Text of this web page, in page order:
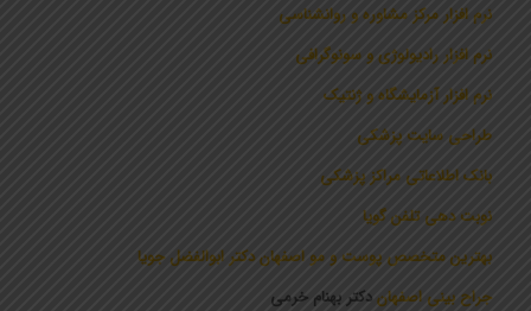
نرم افزار مرکز مشاوره و روانشناسی
نرم افزار رادیولوژی و سونوگرافی
نرم افزار آزمایشگاه و ژنتیک
طراحی سایت پزشکی
بانک اطلاعاتی مراکز پزشکی
نوبت دهی تلفن گویا
بهترین متخصص پوست و مو اصفهان دکتر ابوالفضل جویا
جراح بینی اصفهاندکتر بهنام خرمی